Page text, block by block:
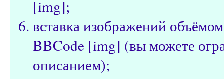
[img];
вставка изображений
BBCode [img] (вы можете
описанием);